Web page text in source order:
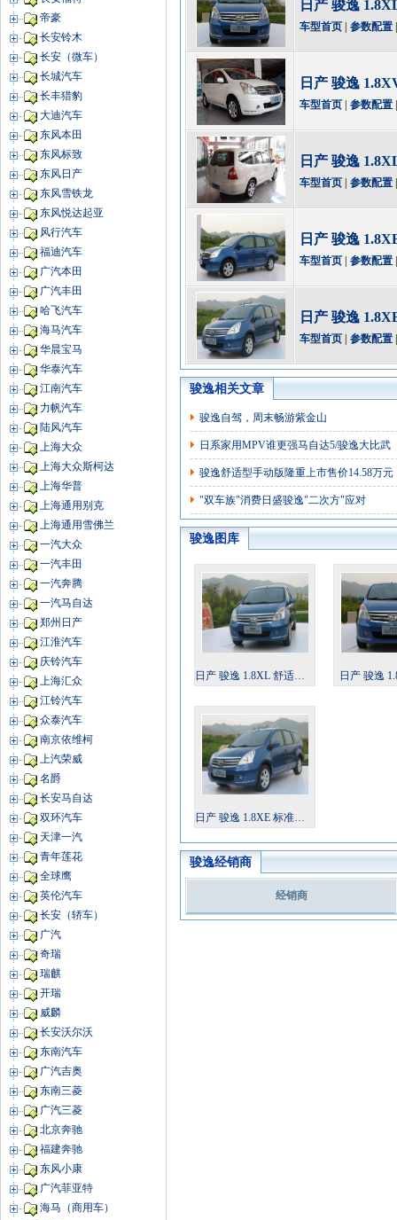
日产 骏逸
车型首页 参数配置
日产 骏逸
车型首页 参数配置
日产 骏逸
车型首页 参数配置
日产 骏逸
车型首页 参数配置
日产 骏逸
车型首页 参数配置
骏逸相关文章
骏逸自驾，周末畅游紫金山
日系家用MPV谁更强马自达5/骏逸大比武
骏逸舒适型手动版隆重上市售价14.58万元
"双车族"消费日盛骏逸"二次方"应对
骏逸图库
日产 骏逸 1.8XL 舒适型 自动 日产 骏逸
日产 骏逸 1.8XE 标准型 自动
骏逸经销商
经销商
帝豪
长安铃木
长安（微车）
长城汽车
长丰猎豹
大迪汽车
东风本田
东风标致
东风日产
东风雪铁龙
东风悦达起亚
风行汽车
福迪汽车
广汽本田
广汽丰田
哈飞汽车
海马汽车
华晨宝马
华泰汽车
江南汽车
力帆汽车
陆风汽车
上海大众
上海大众斯柯达
上海华普
上海通用别克
上海通用雪佛兰
一汽大众
一汽丰田
一汽奔腾
一汽马自达
郑州日产
江淮汽车
庆铃汽车
上海汇众
江铃汽车
众泰汽车
南京依维柯
上汽荣威
名爵
长安马自达
双环汽车
天津一汽
青年莲花
全球鹰
英伦汽车
长安（轿车）
广汽
奇瑞
瑞麒
开瑞
威麟
长安沃尔沃
东南汽车
广汽吉奥
东南三菱
广汽三菱
北京奔驰
福建奔驰
东风小康
广汽菲亚特
海马（商用车）